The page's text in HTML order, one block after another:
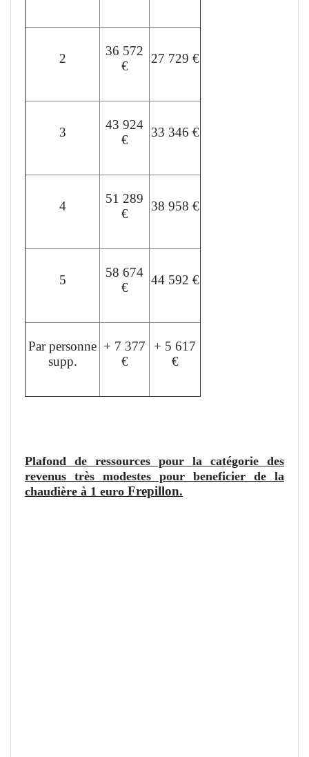
2
36 572
€
27 729 €
3
43 924
€
33 346 €
4
51 289
€
38 958 €
5
58 674
€
44 592 €
Par personne
supp.
+ 7 377
€
+ 5 617
€
Plafond de ressources pour la catégorie des
revenus très modestes pour beneficier de la
chaudière à 1 euro Frepillon.